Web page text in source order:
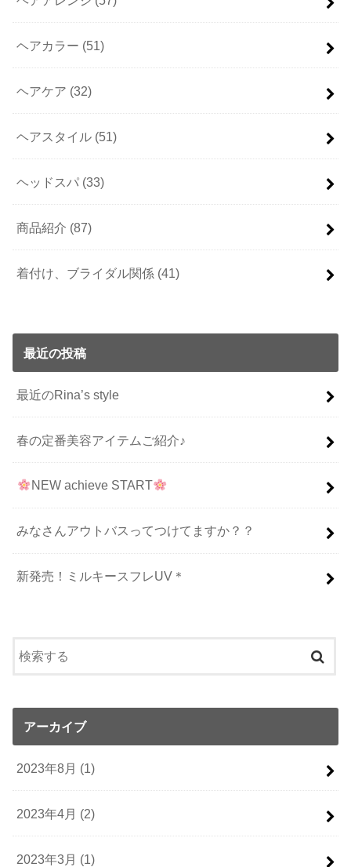
ヘアカラー (51)
ヘアケア (32)
ヘアスタイル (51)
ヘッドスパ (33)
商品紹介 (87)
着付け、ブライダル関係 (41)
最近の投稿
最近のRina’s style
春の定番美容アイテムご紹介♪
NEW achieve START
みなさんアウトバスってつけてますか？？
新発売！ミルキースフレUV＊
アーカイブ
2023年8月 (1)
2023年4月 (2)
2023年3月 (1)